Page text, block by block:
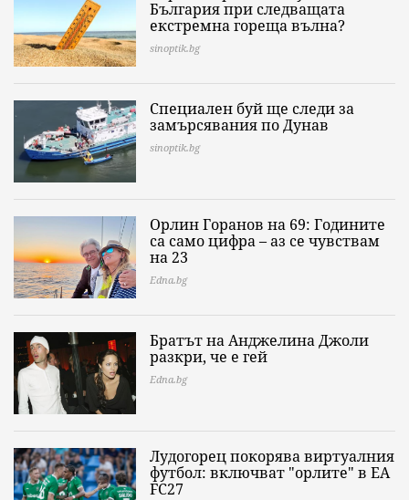
България при следващата
екстремна гореща вълна?
sinoptik.bg
Специален буй ще следи за
замърсявания по Дунав
sinoptik.bg
Орлин Горанов на 69: Годините
са само цифра – аз се чувствам
на 23
Edna.bg
Братът на Анджелина Джоли
разкри, че е гей
Edna.bg
Лудогорец покорява виртуалния
футбол: включват "орлите" в EA
FC27